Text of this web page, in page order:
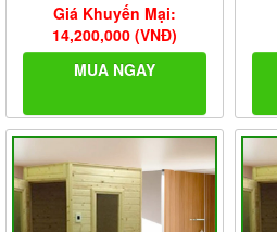
Hệ thống đèn LED đa màu
Dấu ấn của phòng xông hơi
xông hơi bằng tia hồng ngoại
tiên tiến. Hệ thống xông hơi
Giá Khuyến Mại:
14,200,000 (VNĐ)
MUA NGAY